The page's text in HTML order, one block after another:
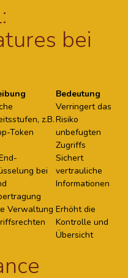
bei
Bedeutung
z.B.
Token
Verringert das
Risiko
unbefugten
Zugriffs
bei
Sichert
vertrauliche
Informationen
Verwaltung Erhöht die
Kontrolle und
Übersicht